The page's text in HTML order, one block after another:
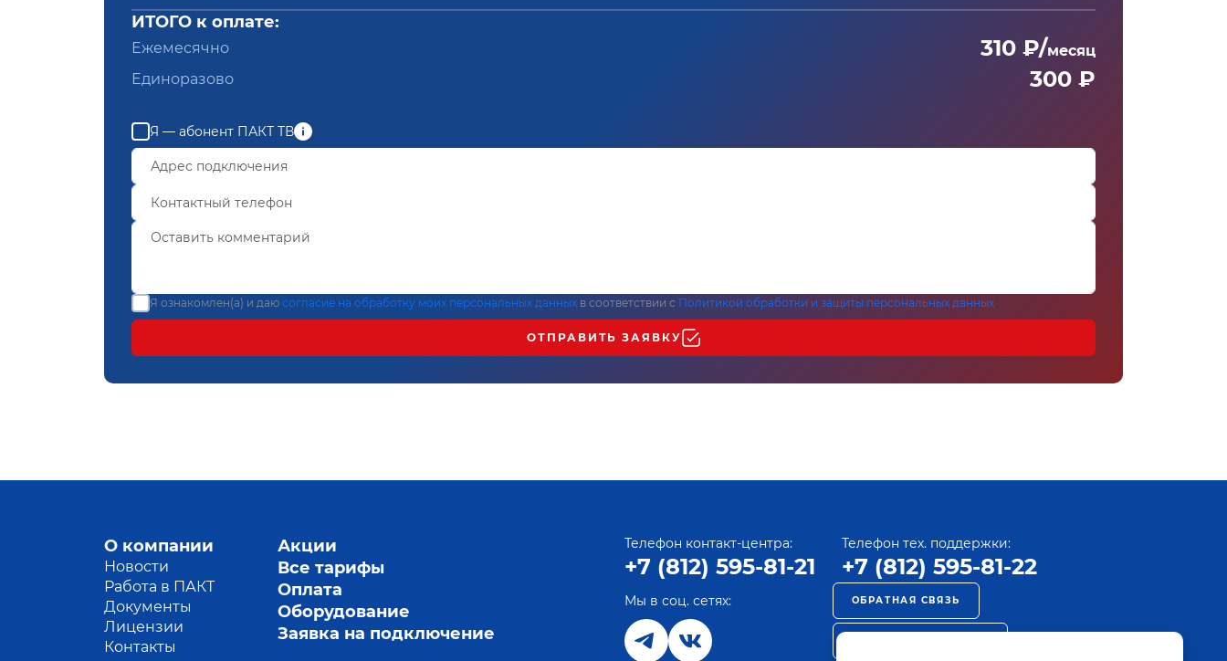
ИТОГО к оплате:
Ежемесячно 310 ₽/месяц
Единоразово
300 ₽
Я — абонент ПАКТ ТВ
Я ознакомлен(а) и даю согласие на обработку моих персональных данных в соответствии с Политикой обработки и защиты персональных данных
ОТПРАВИТЬ ЗАЯВКУ
О компании
Новости
Работа в ПАКТ
Документы
Лицензии
Контакты
Акции
Все тарифы
Оплата
Оборудование
Заявка на подключение
Телефон контакт-центра:
+7 (812) 595-81-21
Телефон тех. поддержки:
+7 (812) 595-81-22
Мы в соц. сетях: ОБРАТНАЯ СВЯЗЬ